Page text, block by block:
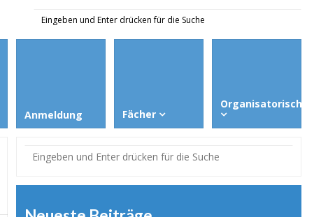
Anmeldung Fächer
Organisatorisches